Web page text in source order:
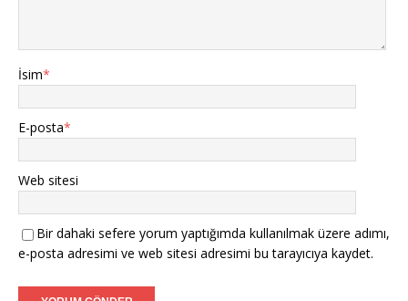
İsim*
E-posta*
Web sitesi
Bir dahaki sefere yorum yaptığımda kullanılmak üzere adımı,
e-posta adresimi ve web sitesi adresimi bu tarayıcıya kaydet.